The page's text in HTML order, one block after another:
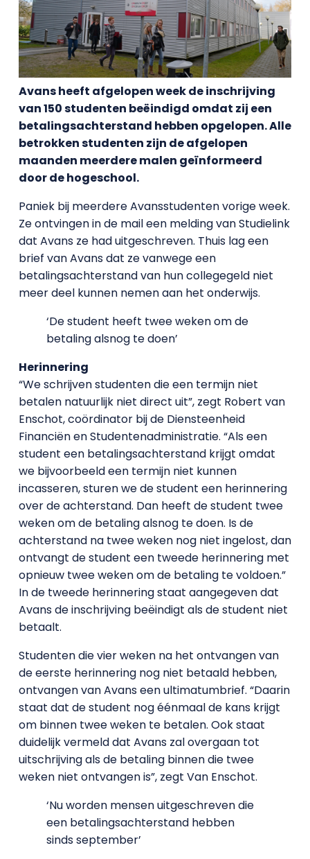
Avans heeft afgelopen week de inschrijving
van 150 studenten beëindigd omdat zij een
betalingsachterstand hebben opgelopen. Alle
betrokken studenten zijn de afgelopen
maanden meerdere malen geïnformeerd
door de hogeschool.
Paniek bij meerdere Avansstudenten vorige week.
Ze ontvingen in de mail een melding van Studielink
dat Avans ze had uitgeschreven. Thuis lag een
brief van Avans dat ze vanwege een
betalingsachterstand van hun collegegeld niet
meer deel kunnen nemen aan het onderwijs.
‘De student heeft twee weken om de
betaling alsnog te doen’
Herinnering
“We schrijven studenten die een termijn niet
betalen natuurlijk niet direct uit”, zegt Robert van
Enschot, coördinator bij de Diensteenheid
Financiën en Studentenadministratie. “Als een
student een betalingsachterstand krijgt omdat
we bijvoorbeeld een termijn niet kunnen
incasseren, sturen we de student een herinnering
over de achterstand. Dan heeft de student twee
weken om de betaling alsnog te doen. Is de
achterstand na twee weken nog niet ingelost, dan
ontvangt de student een tweede herinnering met
opnieuw twee weken om de betaling te voldoen.”
In de tweede herinnering staat aangegeven dat
Avans de inschrijving beëindigt als de student niet
betaalt.
Studenten die vier weken na het ontvangen van
de eerste herinnering nog niet betaald hebben,
ontvangen van Avans een ultimatumbrief. “Daarin
staat dat de student nog éénmaal de kans krijgt
om binnen twee weken te betalen. Ook staat
duidelijk vermeld dat Avans zal overgaan tot
uitschrijving als de betaling binnen die twee
weken niet ontvangen is”, zegt Van Enschot.
‘Nu worden mensen uitgeschreven die
een betalingsachterstand hebben
sinds september’